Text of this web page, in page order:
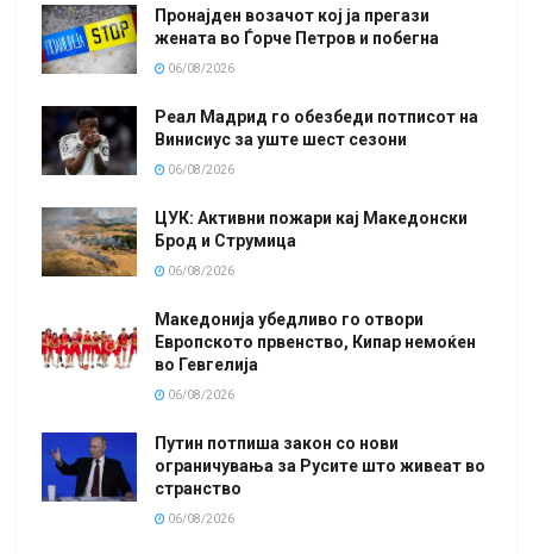
Пронајден возачот кој ја прегази
жената во Ѓорче Петров и побегна
06/08/2026
Реал Мадрид го обезбеди потписот на
Винисиус за уште шест сезони
06/08/2026
ЦУК: Активни пожари кај Македонски
Брод и Струмица
06/08/2026
Македонија убедливо го отвори
Европското првенство, Кипар немоќен
во Гевгелија
06/08/2026
Путин потпиша закон со нови
ограничувања за Русите што живеат во
странство
06/08/2026